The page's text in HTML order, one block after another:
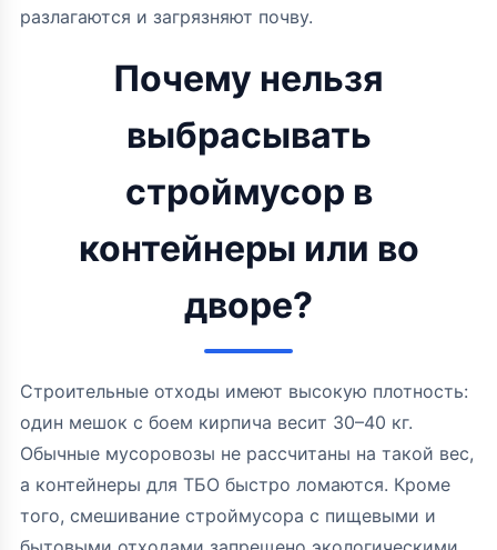
разлагаются и загрязняют почву.
Почему нельзя
выбрасывать
строймусор в
контейнеры или во
дворе?
Строительные отходы имеют высокую плотность:
один мешок с боем кирпича весит 30–40 кг.
Обычные мусоровозы не рассчитаны на такой вес,
а контейнеры для ТБО быстро ломаются. Кроме
того, смешивание строймусора с пищевыми и